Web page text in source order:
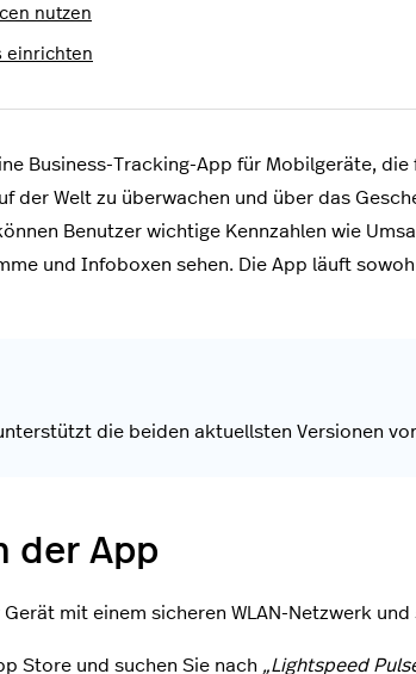
nutzen
einrichten
Business-Tracking-App für Mobilgeräte,
der Welt zu überwachen und über das
Benutzer wichtige Kennzahlen wie
und Infoboxen sehen. Die App läuft
die beiden aktuellsten Versionen
der App
mit einem sicheren WLAN-Netzwerk
Store und suchen Sie nach „Lightspeed